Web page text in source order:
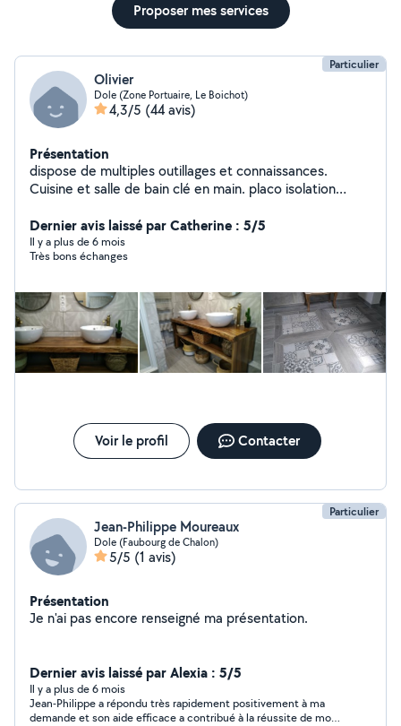
Proposer mes services
Particulier
Olivier
Dole (Zone Portuaire, Le Boichot)
4,3/5 (44 avis)
Présentation
dispose de multiples outillages et connaissances.
Cuisine et salle de bain clé en main. placo isolation
cuisine et menuiserie ferronnerie arc et mig maçonnerie
plomberie électricité entretien espaces
verts...dépannage en tous genres..à faible coût..
désactivé et décoratif suivant volume. élagage taille
d'arbres. abattage....curage et débouchage
canalisations.... me contacter si un doute ou un conseil.
possibilté de location de quelques matériels.
Dernier avis laissé par Catherine : 5/5
Il y a plus de 6 mois
Très bons échanges
Voir le profil Contacter
Particulier
Jean-Philippe Moureaux
Dole (Faubourg de Chalon)
5/5 (1 avis)
Présentation
Je n'ai pas encore renseigné ma présentation.
Dernier avis laissé par Alexia : 5/5
Il y a plus de 6 mois
Jean-Philippe a répondu très rapidement positivement à ma
demande et son aide efficace a contribué à la réussite de mon